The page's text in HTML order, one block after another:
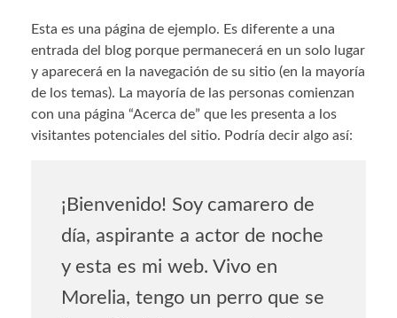
Esta es una página de ejemplo. Es diferente a una
entrada del blog porque permanecerá en un solo lugar
y aparecerá en la navegación de su sitio (en la mayoría
de los temas). La mayoría de las personas comienzan
con una página “Acerca de” que les presenta a los
visitantes potenciales del sitio. Podría decir algo así:
¡Bienvenido! Soy camarero de
día, aspirante a actor de noche
y esta es mi web. Vivo en
Morelia, tengo un perro que se